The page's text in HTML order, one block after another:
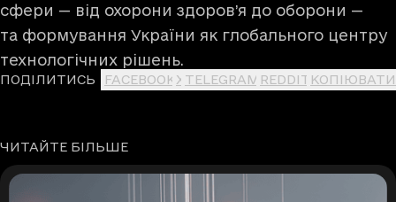
сфери — від охорони здоров’я до оборони —
та формування України як глобального центру
технологічних рішень.
ПОДІЛИТИСЬ FACEBOOK X TELEGRAM REDDIT КОПІЮВАТИ
ЧИТАЙТЕ БІЛЬШЕ